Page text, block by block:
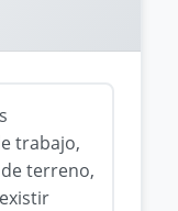
trabajo,
terreno,